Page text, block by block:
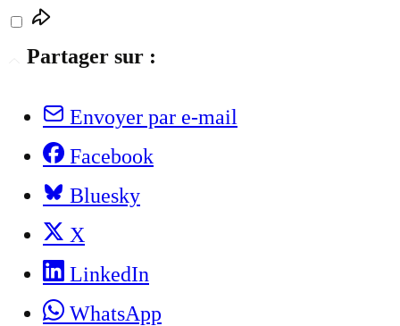
Partager sur :
Envoyer par e-mail
Facebook
Bluesky
X
LinkedIn
WhatsApp